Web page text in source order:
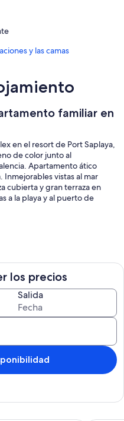
y las camas
familiar en
en el resort de Port Saplaya,
de color junto al
Apartamento ático
vistas al mar
cubierta y gran terraza en
a la playa y al puerto de
los precios
Salida